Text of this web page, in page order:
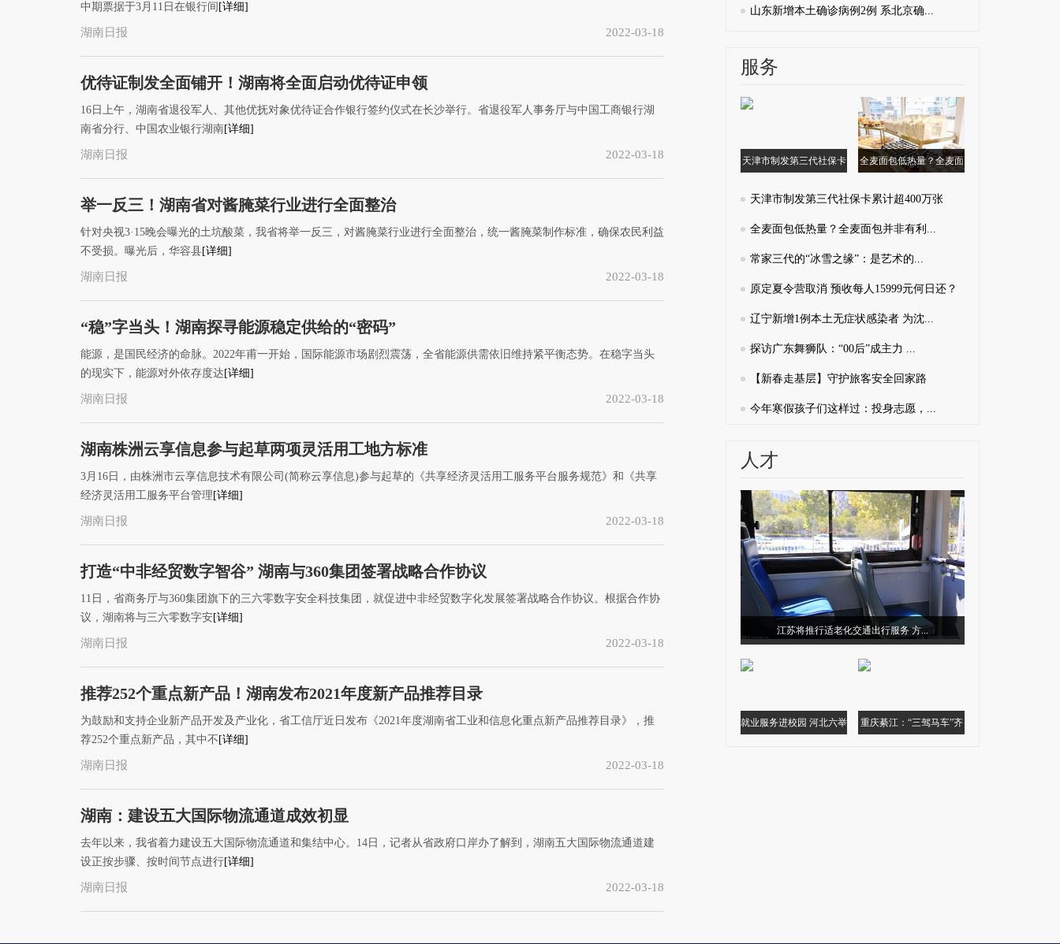
中期票据于3月11日在银行间 [详细]
湖南日报 2022-03-18
优待证制发全面铺开！湖南将全面启动优待证申领
16日上午，湖南省退役军人、其他优抚对象优待证合作银行签约仪式在长沙举行。省退役军人事务厅与中国工商银行湖
南省分行、中国农业银行湖南[详细]
湖南日报 2022-03-18
举一反三！湖南省对酱腌菜行业进行全面整治
针对央视3·15晚会曝光的土坑酸菜，我省将举一反三，对酱腌菜行业进行全面整治，统一酱腌菜制作标准，确保农民利益
不受损。曝光后，华容县[详细]
湖南日报 2022-03-18
“稳”字当头！湖南探寻能源稳定供给的“密码”
能源，是国民经济的命脉。2022年甫一开始，国际能源市场剧烈震荡，全省能源供需依旧维持紧平衡态势。在稳字当头
的现实下，能源对外依存度达 [详细]
湖南日报 2022-03-18
湖南株洲云享信息参与起草两项灵活用工地方标准
3月16日，由株洲市云享信息技术有限公司(简称云享信息)参与起草的《共享经济灵活用工服务平台服务规范》和《共享
经济灵活用工服务平台管理 [详细]
湖南日报 2022-03-18
打造“中非经贸数字智谷” 湖南与360集团签署战略合作协议
11日，省商务厅与360集团旗下的三六零数字安全科技集团，就促进中非经贸数字化发展签署战略合作协议。根据合作协
议，湖南将与三六零数字安[详细]
湖南日报 2022-03-18
推荐252个重点新产品！湖南发布2021年度新产品推荐目录
为鼓励和支持企业新产品开发及产业化，省工信厅近日发布《2021年度湖南省工业和信息化重点新产品推荐目录》，推
荐252个重点新产品，其中不 [详细]
湖南日报 2022-03-18
湖南：建设五大国际物流通道成效初显
去年以来，我省着力建设五大国际物流通道和集结中心。14日，记者从省政府口岸办了解到，湖南五大国际物流通道建
设正按步骤、按时间节点进行[详细]
湖南日报 2022-03-18
山东新增本土确诊病例2例 系北京确...
服务
天津市制发第三代社保卡 全麦面包低热量？全麦面
天津市制发第三代社保卡累计超400万张
全麦面包低热量？全麦面包并非有利...
常家三代的“冰雪之缘”：是艺术的...
原定夏令营取消 预收每人15999元何日还？
辽宁新增1例本土无症状感染者 为沈...
探访广东舞狮队：“00后”成主力 ...
【新春走基层】守护旅客安全回家路
今年寒假孩子们这样过：投身志愿，...
人才
江苏将推行适老化交通出行服务 方...
就业服务进校园 河北六举 重庆綦江：“三驾马车”齐